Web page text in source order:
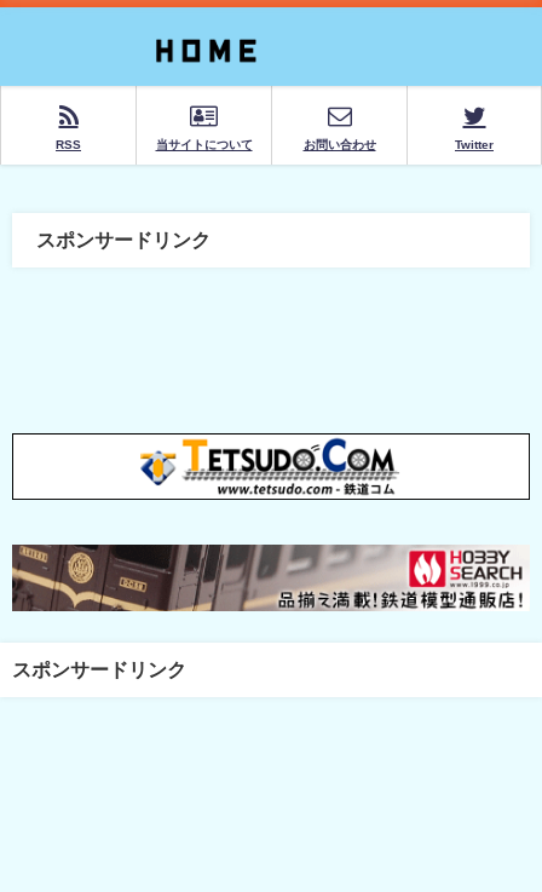
RSS 当サイトについて お問い合わせ Twitter
スポンサードリンク
スポンサードリンク